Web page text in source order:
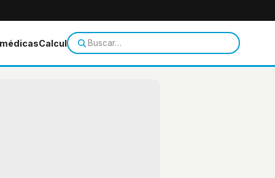
CalculadorasTemas de salud